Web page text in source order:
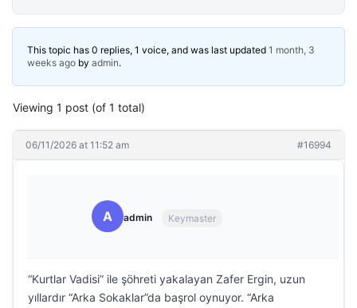
This topic has 0 replies, 1 voice, and was last updated 1 month, 3
weeks ago by admin.
Viewing 1 post (of 1 total)
06/11/2026 at 11:52 am #16994
A admin Keymaster
“Kurtlar Vadisi” ile şöhreti yakalayan Zafer Ergin, uzun
yıllardır “Arka Sokaklar”da başrol oynuyor. “Arka